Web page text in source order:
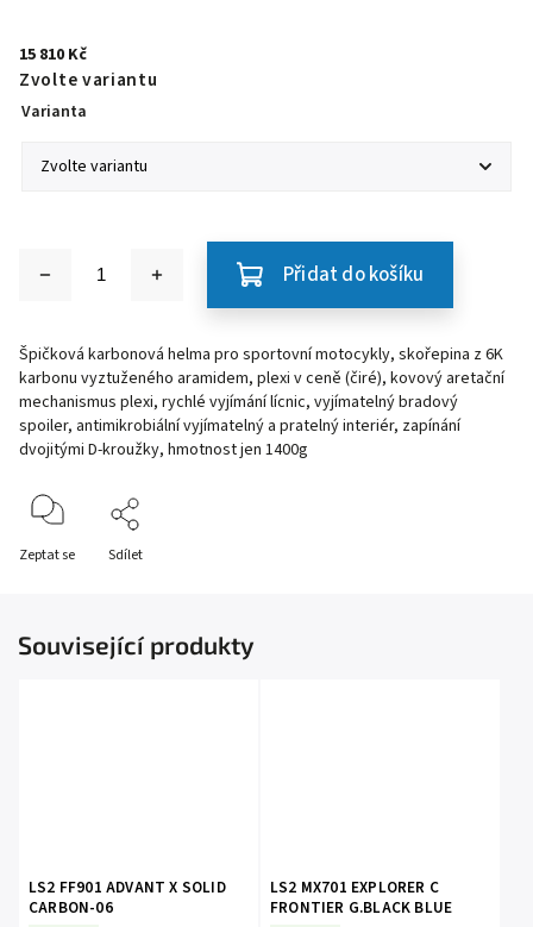
15 810 Kč
Zvolte variantu
Varianta
Přidat do košíku
Špičková karbonová helma pro sportovní motocykly, skořepina z 6K
karbonu vyztuženého aramidem, plexi v ceně (čiré), kovový aretační
mechanismus plexi, rychlé vyjímání lícnic, vyjímatelný bradový
spoiler, antimikrobiální vyjímatelný a pratelný interiér, zapínání
dvojitými D-kroužky, hmotnost jen 1400g
Zeptat se Sdílet
Související produkty
LS2 FF901 ADVANT X SOLID
CARBON-06
LS2 MX701 EXPLORER C
FRONTIER G.BLACK BLUE